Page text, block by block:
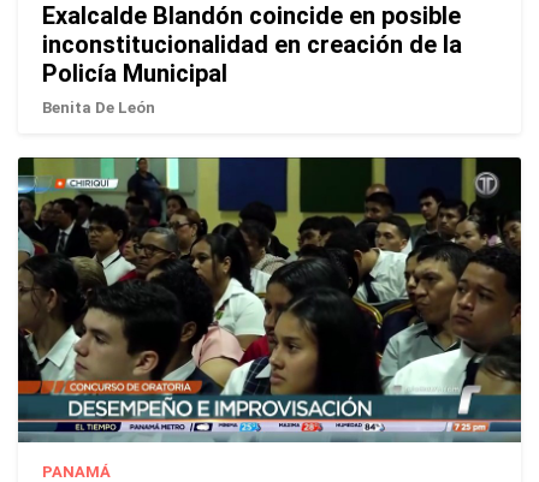
Exalcalde Blandón coincide en posible
inconstitucionalidad en creación de la
Policía Municipal
Benita De León
PANAMÁ